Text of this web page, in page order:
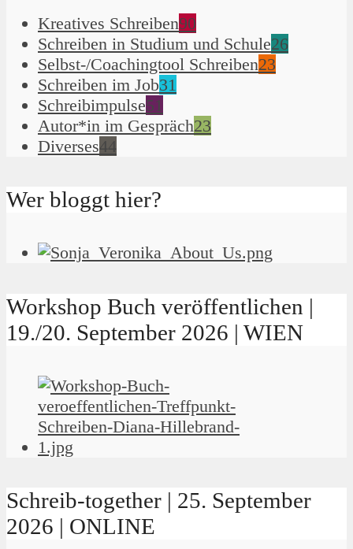
Kreatives Schreiben90
Schreiben in Studium und Schule26
Selbst-/Coachingtool Schreiben23
Schreiben im Job31
Schreibimpulse51
Autor*in im Gespräch23
Diverses44
Wer bloggt hier?
Workshop Buch veröffentlichen |
19./20. September 2026 | WIEN
Schreib-together | 25. September
2026 | ONLINE